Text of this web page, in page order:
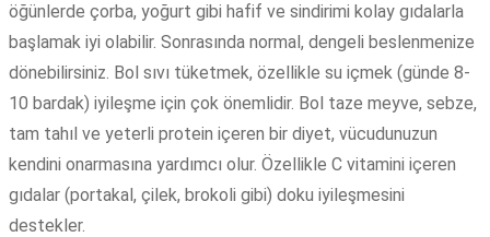
öğünlerde çorba, yoğurt gibi hafif ve sindirimi kolay gıdalarla
başlamak iyi olabilir. Sonrasında normal, dengeli beslenmenize
dönebilirsiniz. Bol sıvı tüketmek, özellikle su içmek (günde 8-
10 bardak) iyileşme için çok önemlidir. Bol taze meyve, sebze,
tam tahıl ve yeterli protein içeren bir diyet, vücudunuzun
kendini onarmasına yardımcı olur. Özellikle C vitamini içeren
gıdalar (portakal, çilek, brokoli gibi) doku iyileşmesini
destekler.